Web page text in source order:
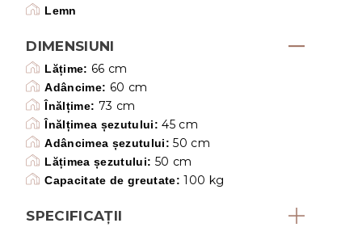
Lemn
DIMENSIUNI
Lățime: 66 cm
Adâncime: 60 cm
Înălțime: 73 cm
Înălțimea șezutului: 45 cm
Adâncimea șezutului: 50 cm
Lățimea șezutului: 50 cm
Capacitate de greutate: 100 kg
SPECIFICAȚII